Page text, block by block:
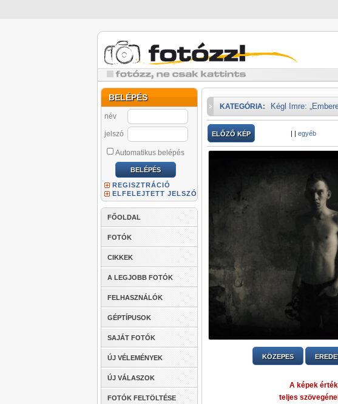
BELÉPÉS
név
jelszó
Automatikus belépés
REGISZTRÁCIÓ
ELFELEJTETT JELSZÓ
FŐOLDAL
FOTÓK
CIKKEK
A LEGJOBB FOTÓK
FELHASZNÁLÓK
GÉPTÍPUSOK
SAJÁT FOTÓK
ÚJ VÉLEMÉNYEK
ÚJ VÁLASZOK
FOTÓK FELTÖLTÉSE
KATEGÓRIA: Kégl Imre:
ELŐZŐ KÉP | | egyéb
KÖZEPES
A képek
teljes